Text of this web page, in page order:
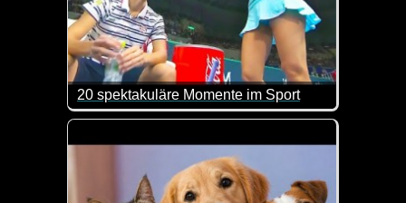
20 spektakuläre Momente im Sport
Was man nicht so alles beim Sport sehen kann, ist